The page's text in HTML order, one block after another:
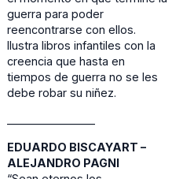
guerra para poder
reencontrarse con ellos.
Ilustra libros infantiles con la
creencia que hasta en
tiempos de guerra no se les
debe robar su niñez.
EDUARDO BISCAYART –
ALEJANDRO PAGNI